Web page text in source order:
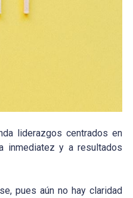
liderazgos centrados en
inmediatez y a resultados
pues aún no hay claridad